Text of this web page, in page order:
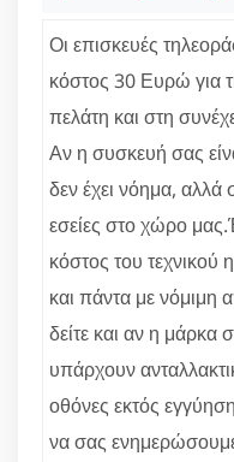
Οι επισκευές
κόστος 30 Ευρώ για
πελάτη και στη
Αν η συσκευή σας
δεν έχει νόημα, αλλά
εσείες στο χώρο
κόστος του τεχνικού
και πάντα με νόμιμη
δείτε και αν η μάρκα
υπάρχουν
οθόνες εκτός
να σας